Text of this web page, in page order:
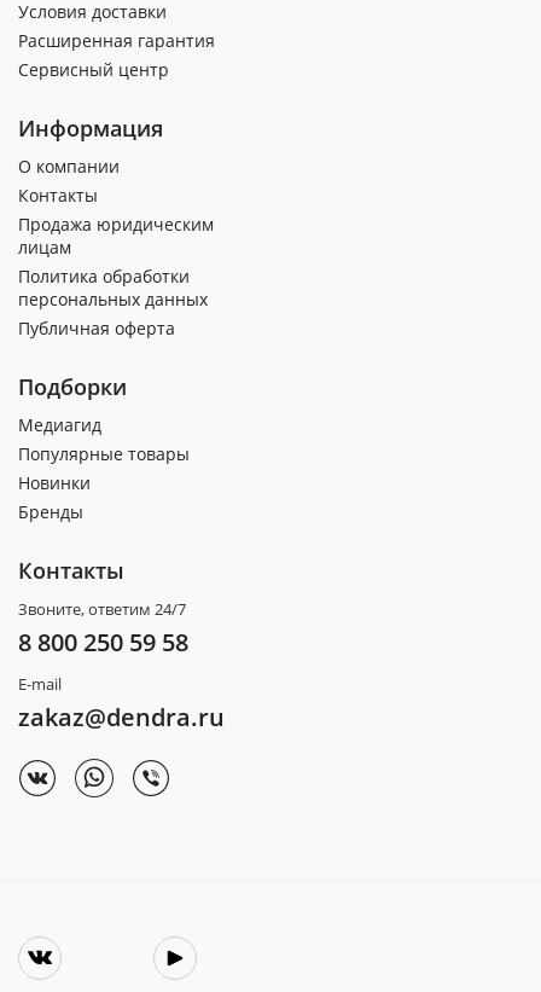
Условия доставки
Расширенная гарантия
Сервисный центр
Информация
О компании
Контакты
Продажа юридическим
лицам
Политика обработки
персональных данных
Публичная оферта
Подборки
Медиагид
Популярные товары
Новинки
Бренды
Контакты
Звоните, ответим 24/7
8 800 250 59 58
E-mail
zakaz@dendra.ru